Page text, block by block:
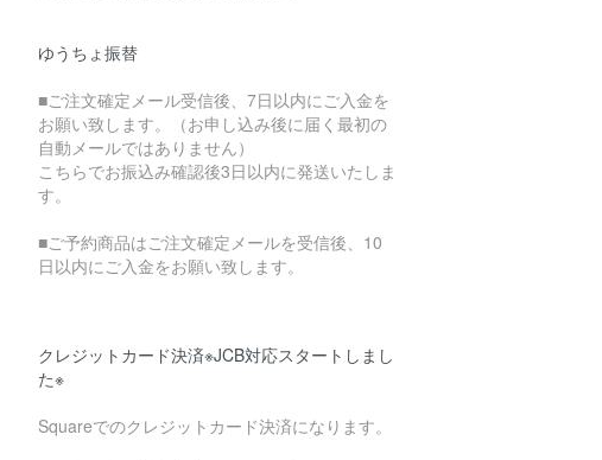
ゆうちょ振替
■ご注文確定メール受信後、7日以内にご入金を
お願い致します。（お申し込み後に届く最初の
自動メールではありません）
こちらでお振込み確認後3日以内に発送いたしま
す。
■ご予約商品はご注文確定メールを受信後、10
日以内にご入金をお願い致します。
クレジットカード決済※JCB対応スタートしまし
た※
Squareでのクレジットカード決済になります。